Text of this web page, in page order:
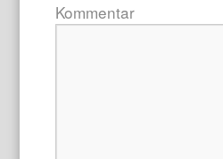
Kommentar